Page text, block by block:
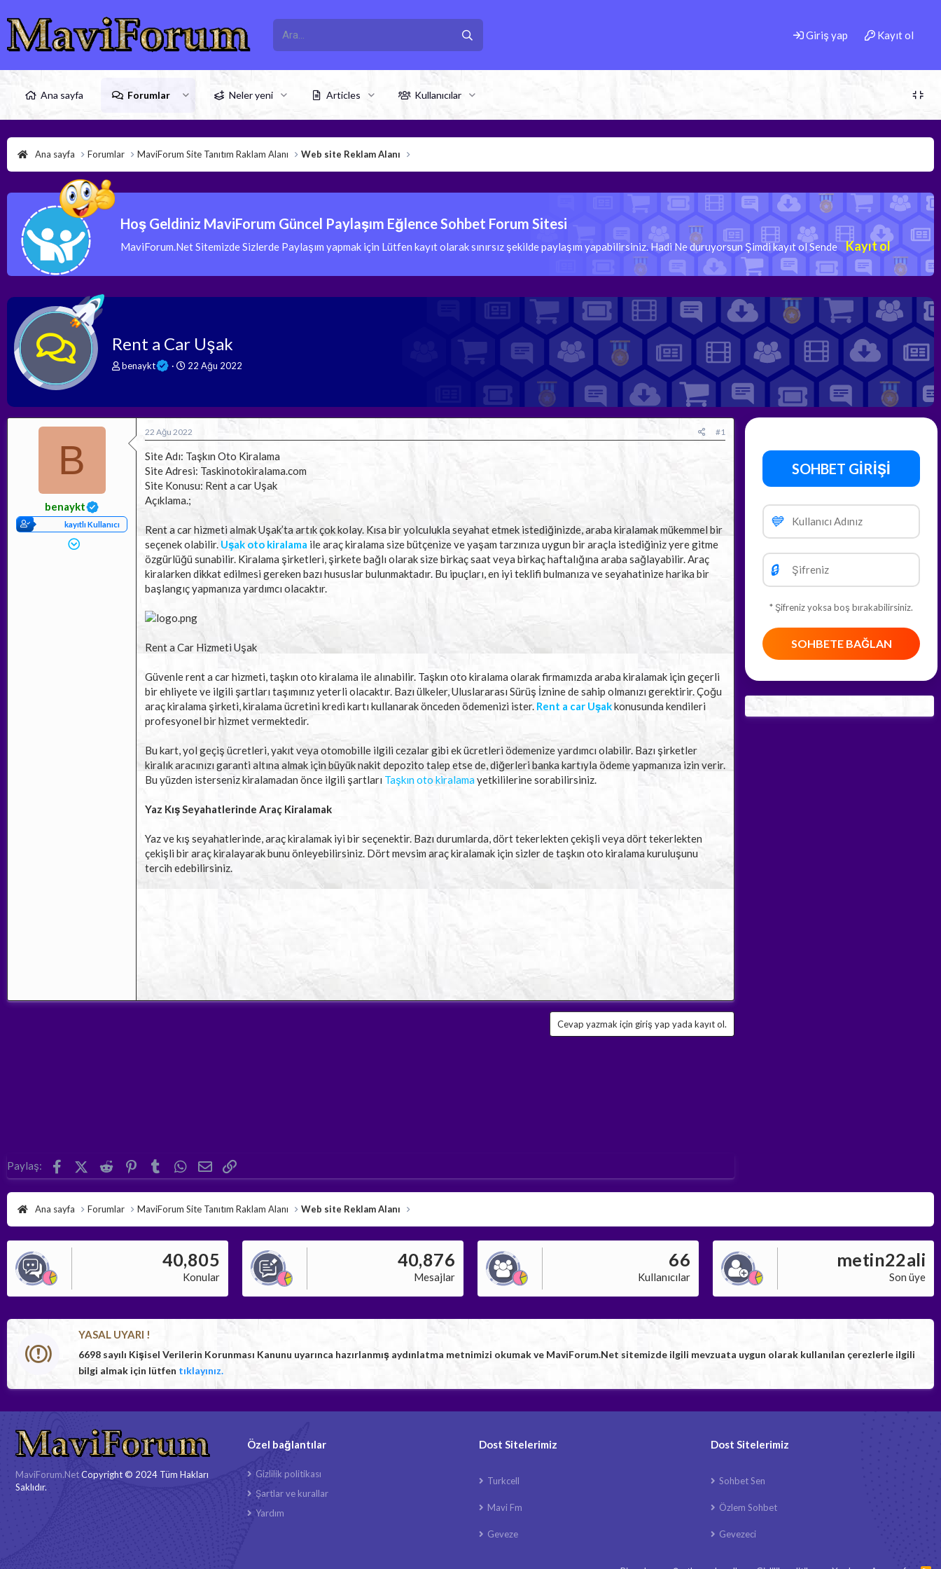
Giriş yap Kayıt ol
Ana sayfa Forumlar Neler yeni Articles Kullanıcılar
Ana sayfa Forumlar MaviForum Site Tanıtım Raklam Alanı Web site Reklam Alanı
Hoş Geldiniz MaviForum Güncel Paylaşım Eğlence Sohbet Forum Sitesi
MaviForum.Net Sitemizde Sizlerde Paylaşım yapmak için Lütfen kayıt olarak sınırsız şekilde paylaşım yapabilirsiniz. Hadi Ne duruyorsun Şimdi kayıt ol Sende Kayıt ol
Rent a Car Uşak
K
t
a
benaykt
B
n
g
ı
t
a
r
h
i
22 Ağu 2022
B
benaykt
kayıtlı Kullanıcı
22 Ağu 2022 #1
Site Adı: Taşkın Oto Kiralama
Site Adresi: Taskinotokiralama.com
Site Konusu: Rent a car Uşak
Açıklama.;
Rent a car hizmeti almak Uşak’ta artık çok kolay. Kısa bir yolculukla seyahat etmek istediğinizde, araba kiralamak mükemmel bir
seçenek olabilir. Uşak oto kiralama ile araç kiralama size bütçenize ve yaşam tarzınıza uygun bir araçla istediğiniz yere gitme
özgürlüğü sunabilir. Kiralama şirketleri, şirkete bağlı olarak size birkaç saat veya birkaç haftalığına araba sağlayabilir. Araç
kiralarken dikkat edilmesi gereken bazı hususlar bulunmaktadır. Bu ipuçları, en iyi teklifi bulmanıza ve seyahatinize harika bir
başlangıç yapmanıza yardımcı olacaktır.
Rent a Car Hizmeti Uşak
Güvenle rent a car hizmeti, taşkın oto kiralama ile alınabilir. Taşkın oto kiralama olarak firmamızda araba kiralamak için geçerli
bir ehliyete ve ilgili şartları taşımınız yeterli olacaktır. Bazı ülkeler, Uluslararası Sürüş İznine de sahip olmanızı gerektirir. Çoğu
araç kiralama şirketi, kiralama ücretini kredi kartı kullanarak önceden ödemenizi ister. Rent a car Uşakkonusunda kendileri
profesyonel bir hizmet vermektedir.
Bu kart, yol geçiş ücretleri, yakıt veya otomobille ilgili cezalar gibi ek ücretleri ödemenize yardımcı olabilir. Bazı şirketler
kiralık aracınızı garanti altına almak için büyük nakit depozito talep etse de, diğerleri banka kartıyla ödeme yapmanıza izin verir.
Bu yüzden isterseniz kiralamadan önce ilgili şartları Taşkın oto kiralamayetkililerine sorabilirsiniz.
Yaz Kış Seyahatlerinde Araç Kiralamak
Yaz ve kış seyahatlerinde, araç kiralamak iyi bir seçenektir. Bazı durumlarda, dört tekerlekten çekişli veya dört tekerlekten
çekişli bir araç kiralayarak bunu önleyebilirsiniz. Dört mevsim araç kiralamak için sizler de taşkın oto kiralama kuruluşunu
tercih edebilirsiniz.
Cevap yazmak için giriş yap yada kayıt ol.
Paylaş: FacebookX (Twitter)
Reddit Pinterest
Tumblr WhatsApp
E-posta
SOHBET GİRİŞİ
💙
🔒
* Şifreniz yoksa boş bırakabilirsiniz.
SOHBETE BAĞLAN
Ana sayfa Forumlar MaviForum Site Tanıtım Raklam Alanı Web site Reklam Alanı
40,805
Konular
40,876
Mesajlar
66
Kullanıcılar
metin22ali
Son üye
YASAL UYARI !
6698 sayılı Kişisel Verilerin Korunması Kanunu uyarınca hazırlanmış aydınlatma metnimizi okumak ve MaviForum.Net sitemizde ilgili mevzuata uygun olarak kullanılan çerezlerle ilgili
bilgi almak için lütfen tıklayınız.
MaviForum.NetCopyright © 2024 Tüm Hakları
Saklıdır.
Özel bağlantılar
Gizlilik politikası
Şartlar ve kurallar
Yardım
Dost Sitelerimiz
Turkcell
Mavi Fm
Geveze
Dost Sitelerimiz
Sohbet Sen
Özlem Sohbet
Gevezeci